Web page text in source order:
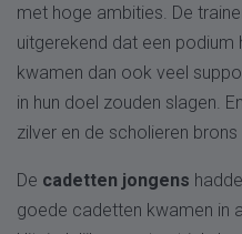
met hoge ambities. De
uitgerekend dat een podium
kwamen dan ook veel
in hun doel zouden slagen.
zilver en de scholieren brons
De cadetten jongens
goede cadetten kwamen in